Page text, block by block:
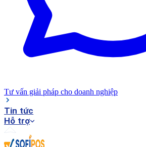
Tư vấn giải pháp cho doanh nghiệp
Tin tức
Hỗ trợ